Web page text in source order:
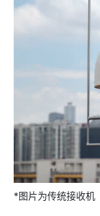
*图片为传统接收机